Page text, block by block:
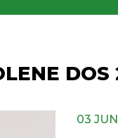
03